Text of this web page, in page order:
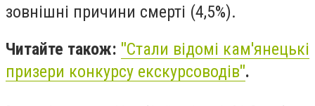
зовнішні причини смерті (4,5%).
Читайте також: "Стали відомі кам'янецькі
призери конкурсу екскурсоводів".